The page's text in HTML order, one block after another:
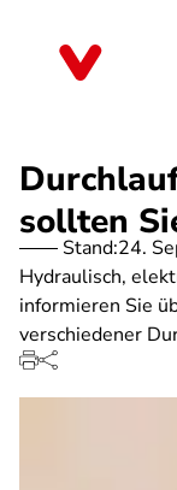
sollten
Stand:24.
Hydraulisch,
informieren Sie
verschiedener